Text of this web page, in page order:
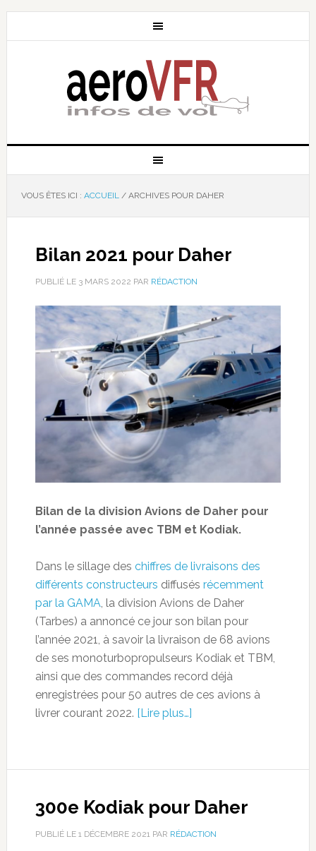
VOUS ÊTES ICI : ACCUEIL /ARCHIVES POUR DAHER
Bilan 2021 pour Daher
PUBLIÉ LE 3 MARS 2022 PAR RÉDACTION
Bilan de la division Avions de Daher pour
l’année passée avec TBM et Kodiak.
Dans le sillage des chiffres de livraisons des
différents constructeurs diffusés récemment
par la GAMA , la division Avions de Daher
(Tarbes) a annoncé ce jour son bilan pour
l’année 2021, à savoir la livraison de 68 avions
de ses monoturbopropulseurs Kodiak et TBM,
ainsi que des commandes record déjà
enregistrées pour 50 autres de ces avions à
livrer courant 2022. [Lire plus…]
300e Kodiak pour Daher
PUBLIÉ LE 1 DÉCEMBRE 2021 PAR RÉDACTION